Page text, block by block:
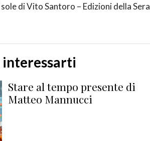
sole di Vito Santoro – Edizioni della Sera
Stare al tempo presente di
Matteo Mannucci